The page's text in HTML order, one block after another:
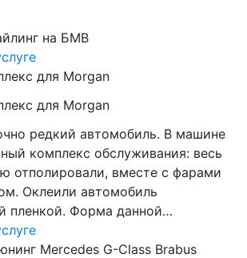
на БМВ
для Morgan
для Morgan
редкий автомобиль. В машине
комплекс обслуживания: весь
отполировали, вместе с фарами
Оклеили автомобиль
пленкой. Форма данной…
Mercedes G-Class Brabus